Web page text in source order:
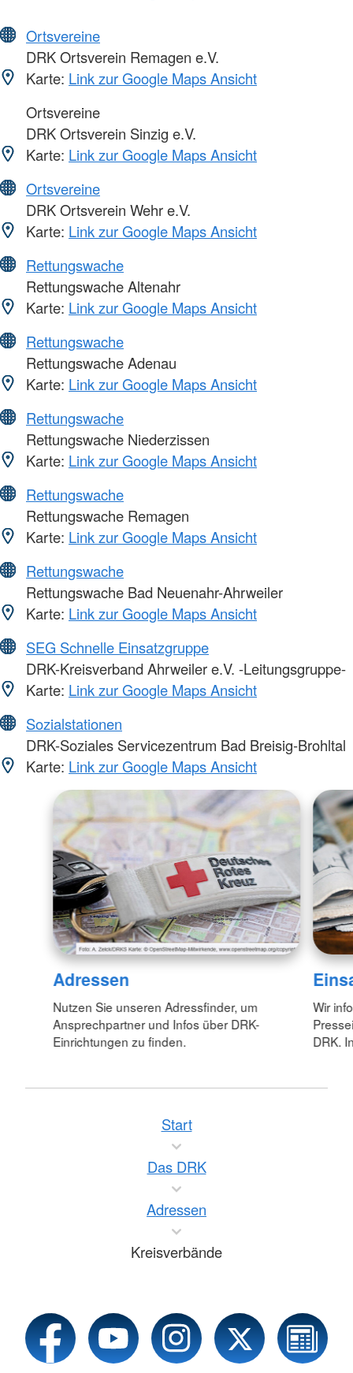
Ortsvereine
DRK Ortsverein Remagen e.V.
Karte: Link zur Google Maps Ansicht
Ortsvereine
DRK Ortsverein Sinzig e.V.
Karte: Link zur Google Maps Ansicht
Ortsvereine
DRK Ortsverein Wehr e.V.
Karte: Link zur Google Maps Ansicht
Rettungswache
Rettungswache Altenahr
Karte: Link zur Google Maps Ansicht
Rettungswache
Rettungswache Adenau
Karte: Link zur Google Maps Ansicht
Rettungswache
Rettungswache Niederzissen
Karte: Link zur Google Maps Ansicht
Rettungswache
Rettungswache Remagen
Karte: Link zur Google Maps Ansicht
Rettungswache
Rettungswache Bad Neuenahr-Ahrweiler
Karte: Link zur Google Maps Ansicht
SEG Schnelle Einsatzgruppe
DRK-Kreisverband Ahrweiler e.V. -Leitungsgruppe-
Karte: Link zur Google Maps Ansicht
Sozialstationen
DRK-Soziales Servicezentrum Bad Breisig-Brohltal
Karte: Link zur Google Maps Ansicht
Adressen
Nutzen Sie unseren Adressfinder, um
Ansprechpartner und Infos über DRK-
Einrichtungen zu finden.
Wir
DRK.
Start
Das DRK
Adressen
Kreisverbände